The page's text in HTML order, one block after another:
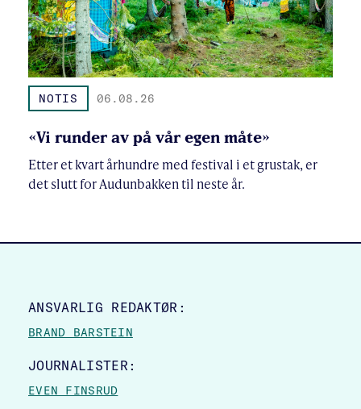
NOTIS 06.08.26
«Vi runder av på vår egen måte»
Etter et kvart århundre med festival i et grustak, er
det slutt for Audunbakken til neste år.
SITE FOOTER
ANSVARLIG REDAKTØR:
BRAND BARSTEIN
JOURNALISTER:
EVEN FINSRUD